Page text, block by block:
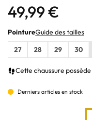
49,99 €
PointureGuide des tailles
27
28 29 30
Cette chaussure
Derniers articles en stock